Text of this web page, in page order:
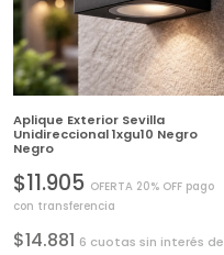
Aplique Exterior Sevilla
Unidireccional 1xgu10 Negro
Negro
$11.905 OFERTA 20% OFF pago
con transferencia
$14.881 6 cuotas sin interés de